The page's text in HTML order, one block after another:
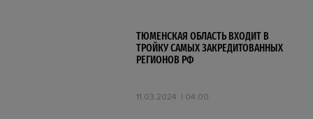
ТЮМЕНСКАЯ ОБЛАСТЬ ВХОДИТ В
ТРОЙКУ САМЫХ ЗАКРЕДИТОВАННЫХ
РЕГИОНОВ РФ
11.03.2024 04:00